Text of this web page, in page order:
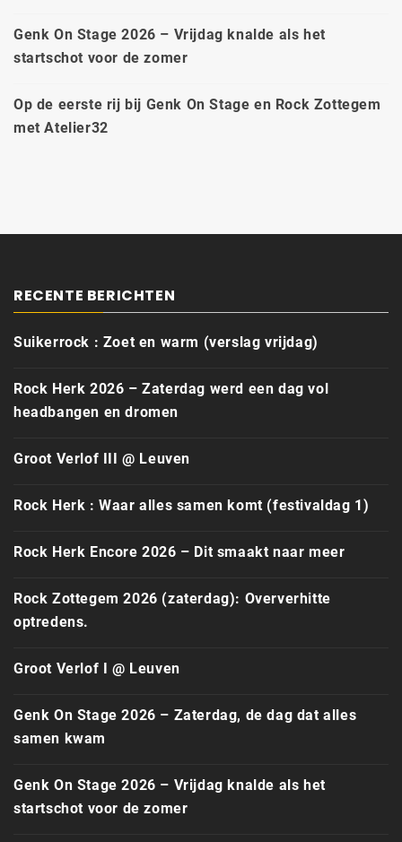
Genk On Stage 2026 – Vrijdag knalde als het
startschot voor de zomer
Op de eerste rij bij Genk On Stage en Rock Zottegem
met Atelier32
RECENTE BERICHTEN
Suikerrock : Zoet en warm (verslag vrijdag)
Rock Herk 2026 – Zaterdag werd een dag vol
headbangen en dromen
Groot Verlof III @ Leuven
Rock Herk : Waar alles samen komt (festivaldag 1)
Rock Herk Encore 2026 – Dit smaakt naar meer
Rock Zottegem 2026 (zaterdag): Oververhitte
optredens.
Groot Verlof I @ Leuven
Genk On Stage 2026 – Zaterdag, de dag dat alles
samen kwam
Genk On Stage 2026 – Vrijdag knalde als het
startschot voor de zomer